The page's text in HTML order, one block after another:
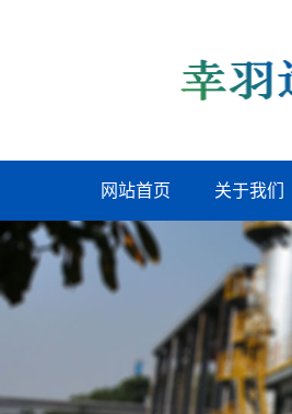
网站首页 关于我们